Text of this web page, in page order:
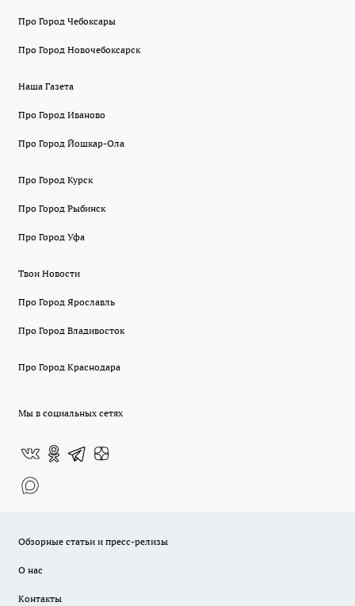
Про Город Чебоксары
Про Город Новочебоксарск
Наша Газета
Про Город Иваново
Про Город Йошкар-Ола
Про Город Курск
Про Город Рыбинск
Про Город Уфа
Твои Новости
Про Город Ярославль
Про Город Владивосток
Про Город Краснодара
Мы в социальных сетях
Обзорные статьи и пресс-релизы
О нас
Контакты